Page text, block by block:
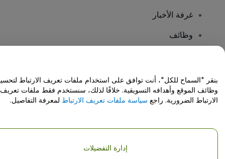
غرفة الأخبار
وظائف
مركز المساعدة / اتصل بنا
حقوق النشر © شركة فياجوجو المحدودة 2026
تفاصيل الشركة
بنقر "السماح للكل"، أنت توافق على استخدام ملفات تعريف الارتباط
وظائف الموقع وأهدافه التسويقية. خلافًا لذلك، سنستخدم فقط ملفات تعريف
الارتباط الضرورية. راجع سياسة ملفات تعريف الارتباط لمعرفة التفاصيل.
إدارة التفضيلات